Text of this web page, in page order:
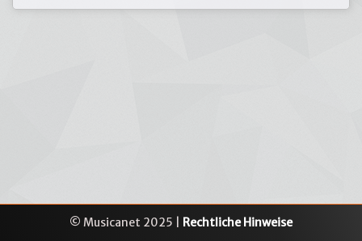
© Musicanet 2025 | Rechtliche Hinweise